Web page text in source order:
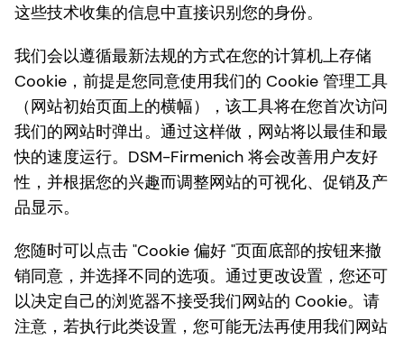
这些技术收集的信息中直接识别您的身份。
我们会以遵循最新法规的方式在您的计算机上存储
Cookie，前提是您同意使用我们的 Cookie 管理工具
（网站初始页面上的横幅），该工具将在您首次访问
我们的网站时弹出。通过这样做，网站将以最佳和最
快的速度运行。DSM-Firmenich 将会改善用户友好
性，并根据您的兴趣而调整网站的可视化、促销及产
品显示。
您随时可以点击 "Cookie 偏好 "页面底部的按钮来撤
销同意，并选择不同的选项。通过更改设置，您还可
以决定自己的浏览器不接受我们网站的 Cookie。请
注意，若执行此类设置，您可能无法再使用我们网站